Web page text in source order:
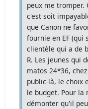
peux me tromper.
c'est soit
que Canon ne
fournie en EF (qui
clientèle qui a de
R. Les jeunes qui
matos 24*36,
public-là, le choix
le budget. Pour
démonter qu'il